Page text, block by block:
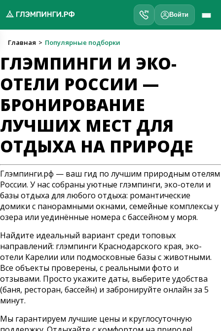
Войти
Мои
Подарочные
сертификаты
Главная > Популярные подборки
ГЛЭМПИНГИ И ЭКО-
ОТЕЛИ РОССИИ —
БРОНИРОВАНИЕ
ЛУЧШИХ МЕСТ ДЛЯ
ОТДЫХА НА ПРИРОДЕ
Глэмпинги.рф — ваш гид по лучшим природным отелям
России. У нас собраны уютные глэмпинги, эко-отели и
базы отдыха для любого отдыха: романтические
домики с панорамными окнами, семейные комплексы у
озера или уединённые номера с бассейном у моря.
Найдите идеальный вариант среди топовых
направлений: глэмпинги Краснодарского края, эко-
отели Карелии или подмосковные базы с животными.
Все объекты проверены, с реальными фото и
отзывами. Просто укажите даты, выберите удобства
(баня, ресторан, бассейн) и забронируйте онлайн за 5
минут.
Мы гарантируем лучшие цены и круглосуточную